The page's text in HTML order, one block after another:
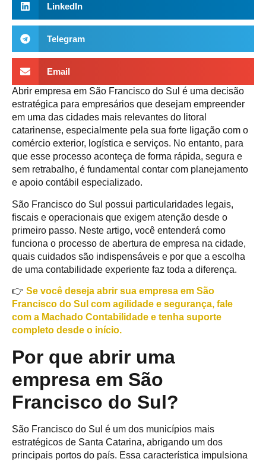
LinkedIn
Telegram
Email
Abrir empresa em São Francisco do Sul é uma decisão
estratégica para empresários que desejam empreender
em uma das cidades mais relevantes do litoral
catarinense, especialmente pela sua forte ligação com o
comércio exterior, logística e serviços. No entanto, para
que esse processo aconteça de forma rápida, segura e
sem retrabalho, é fundamental contar com planejamento
e apoio contábil especializado.
São Francisco do Sul possui particularidades legais,
fiscais e operacionais que exigem atenção desde o
primeiro passo. Neste artigo, você entenderá como
funciona o processo de abertura de empresa na cidade,
quais cuidados são indispensáveis e por que a escolha
de uma contabilidade experiente faz toda a diferença.
👉 Se você deseja abrir sua empresa em São
Francisco do Sul com agilidade e segurança, fale
com a Machado Contabilidade e tenha suporte
completo desde o início.
Por que abrir uma
empresa em São
Francisco do Sul?
São Francisco do Sul é um dos municípios mais
estratégicos de Santa Catarina, abrigando um dos
principais portos do país. Essa característica impulsiona